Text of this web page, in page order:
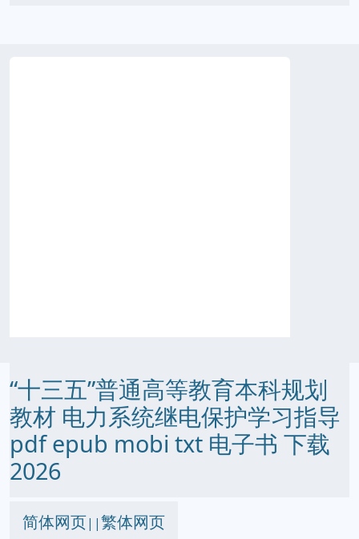
“十三五”普通高等教育本科规划
教材 电力系统继电保护学习指导
pdf epub mobi txt 电子书 下载
2026
简体网页||繁体网页